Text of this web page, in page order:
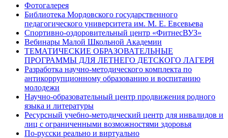
Фотогалерея
Библиотека Мордовского государственного
педагогического университета им. М. Е. Евсевьева
Спортивно-оздоровительный центр «ФитнесВУЗ»
Вебинары Малой Школьной Академии
ТЕМАТИЧЕСКИЕ ОБРАЗОВАТЕЛЬНЫЕ
ПРОГРАММЫ ДЛЯ ЛЕТНЕГО ДЕТСКОГО ЛАГЕРЯ
Разработка научно-методического комплекта по
антикоррупционному образованию и воспитанию
молодежи
Научно-образовательный центр продвижения родного
языка и литературы
Ресурсный учебно-методический центр для инвалидов и
лиц с ограниченными возможностями здоровья
По-русски реально и виртуально